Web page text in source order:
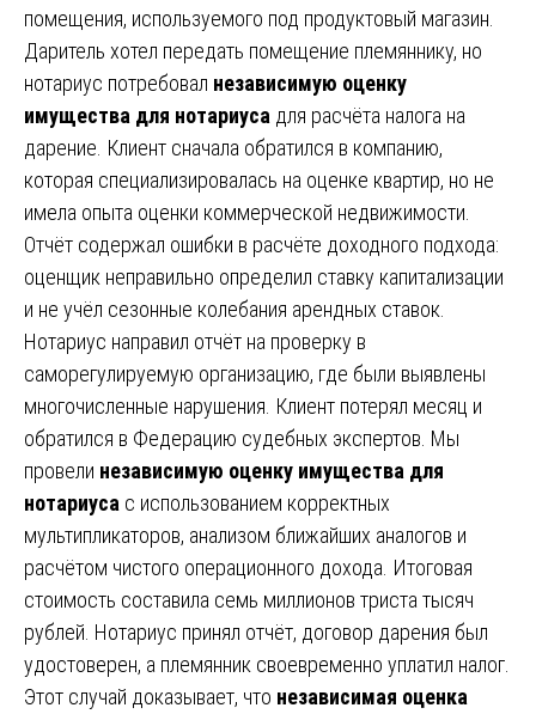
помещения, используемого под продуктовый магазин.
Даритель хотел передать помещение племяннику, но
нотариус потребовал независимую оценку
имущества для нотариуса для расчёта налога на
дарение. Клиент сначала обратился в компанию,
которая специализировалась на оценке квартир, но не
имела опыта оценки коммерческой недвижимости.
Отчёт содержал ошибки в расчёте доходного подхода:
оценщик неправильно определил ставку капитализации
и не учёл сезонные колебания арендных ставок.
Нотариус направил отчёт на проверку в
саморегулируемую организацию, где были выявлены
многочисленные нарушения. Клиент потерял месяц и
обратился в Федерацию судебных экспертов. Мы
провели независимую оценку имущества для
нотариуса с использованием корректных
мультипликаторов, анализом ближайших аналогов и
расчётом чистого операционного дохода. Итоговая
стоимость составила семь миллионов триста тысяч
рублей. Нотариус принял отчёт, договор дарения был
удостоверен, а племянник своевременно уплатил налог.
Этот случай доказывает, что независимая оценка